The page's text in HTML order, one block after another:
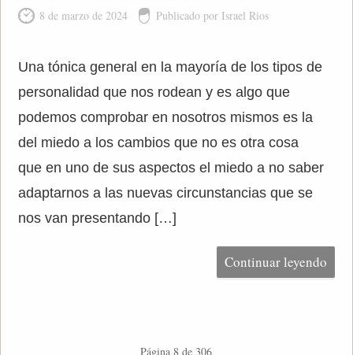
8 de marzo de 2024 Publicado por Israel Rios
Una tónica general en la mayoría de los tipos de
personalidad que nos rodean y es algo que
podemos comprobar en nosotros mismos es la
del miedo a los cambios que no es otra cosa
que en uno de sus aspectos el miedo a no saber
adaptarnos a las nuevas circunstancias que se
nos van presentando […]
Continuar leyendo
Página 8 de 306